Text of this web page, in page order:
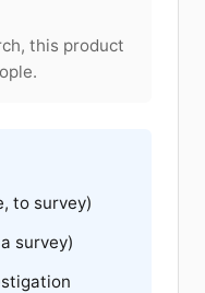
this product
to survey)
survey)